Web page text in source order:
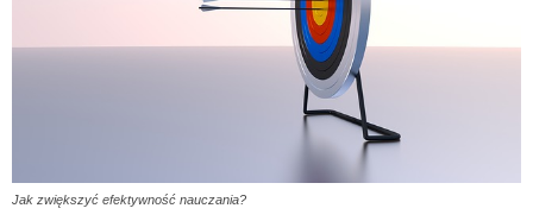
Jak zwiększyć efektywność nauczania?